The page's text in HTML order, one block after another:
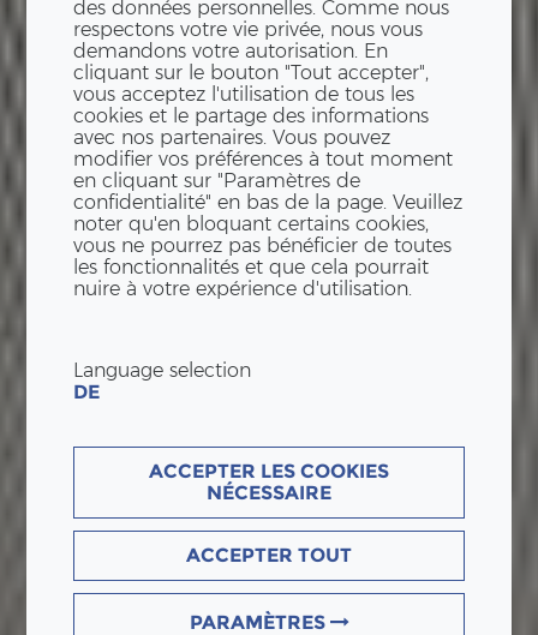
des données personnelles. Comme nous
respectons votre vie privée, nous vous
demandons votre autorisation. En
cliquant sur le bouton "Tout accepter",
vous acceptez l'utilisation de tous les
cookies et le partage des informations
avec nos partenaires. Vous pouvez
modifier vos préférences à tout moment
en cliquant sur "Paramètres de
confidentialité" en bas de la page. Veuillez
noter qu'en bloquant certains cookies,
vous ne pourrez pas bénéficier de toutes
les fonctionnalités et que cela pourrait
nuire à votre expérience d'utilisation.
Language selection
DE
ACCEPTER LES COOKIES
NÉCESSAIRE
ACCEPTER TOUT
PARAMÈTRES